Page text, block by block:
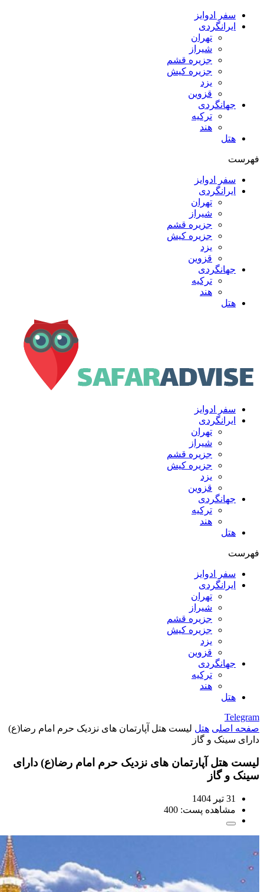
سفر ادوایز
ایرانگردی
تهران
شیراز
جزیره قشم
جزیره کیش
یزد
قزوین
جهانگردی
ترکیه
هند
هتل
فهرست
سفر ادوایز
ایرانگردی
تهران
شیراز
جزیره قشم
جزیره کیش
یزد
قزوین
جهانگردی
ترکیه
هند
هتل
سفر ادوایز
ایرانگردی
تهران
شیراز
جزیره قشم
جزیره کیش
یزد
قزوین
جهانگردی
ترکیه
هند
هتل
فهرست
سفر ادوایز
ایرانگردی
تهران
شیراز
جزیره قشم
جزیره کیش
یزد
قزوین
جهانگردی
ترکیه
هند
هتل
Telegram
صفحه اصلی هتل لیست هتل آپارتمان های نزدیک حرم امام رضا(ع)
دارای سینک و گاز
لیست هتل آپارتمان های نزدیک حرم امام رضا(ع) دارای
سینک و گاز
31 تیر 1404
مشاهده پست: 400